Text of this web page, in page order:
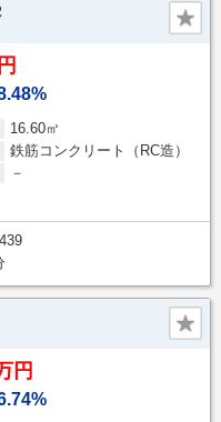
16.60㎡
鉄筋コンクリート（RC造）
－
円